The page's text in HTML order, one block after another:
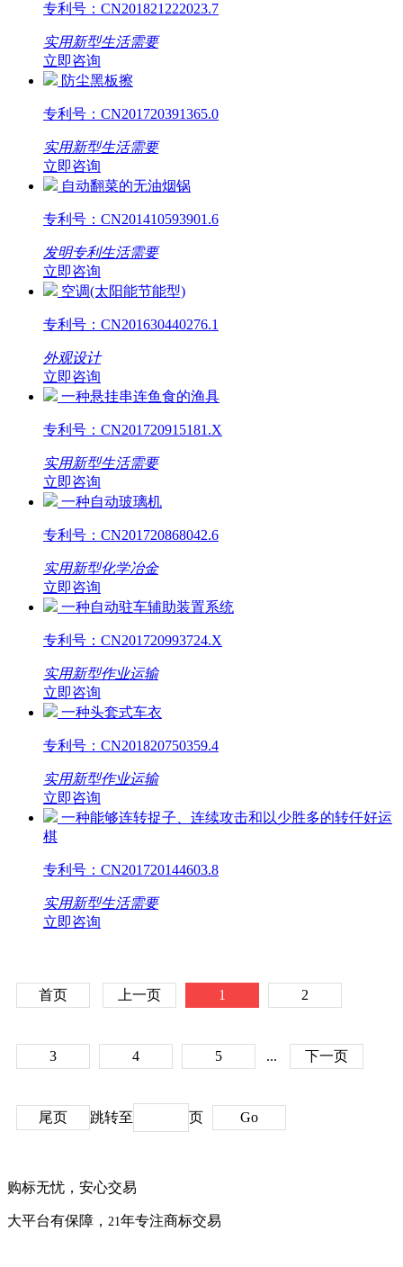
专利号： CN201821222023.7
实用新型生活需要
立即咨询
防尘黑板擦
专利号： CN201720391365.0
实用新型生活需要
立即咨询
自动翻菜的无油烟锅
专利号： CN201410593901.6
发明专利生活需要
立即咨询
空调(太阳能节能型)
专利号： CN201630440276.1
外观设计
立即咨询
一种悬挂串连鱼食的渔具
专利号： CN201720915181.X
实用新型生活需要
立即咨询
一种自动玻璃机
专利号： CN201720868042.6
实用新型化学冶金
立即咨询
一种自动驻车辅助装置系统
专利号： CN201720993724.X
实用新型作业运输
立即咨询
一种头套式车衣
专利号： CN201820750359.4
实用新型作业运输
立即咨询
一种能够连转捉子、连续攻击和以少胜多的转仟好运
棋
专利号： CN201720144603.8
实用新型生活需要
立即咨询
首页 上一页 1 2
3 4 5 ... 下一页
尾页 跳转至 页 Go
购标无忧，安心交易
大平台有保障， 21年专注商标交易